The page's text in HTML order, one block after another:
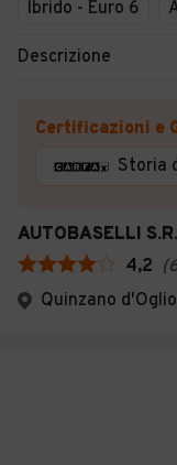
Ibrido - Euro 6
Descrizione
Certificazioni e
Storia
AUTOBASELLI
4,2 (
Quinzano